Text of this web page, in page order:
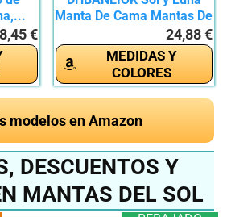
€
Manta De Cama Mantas De
24,88 €
MEDIDAS Y
COLORES
modelos en Amazon
DESCUENTOS Y
MANTAS DEL SOL